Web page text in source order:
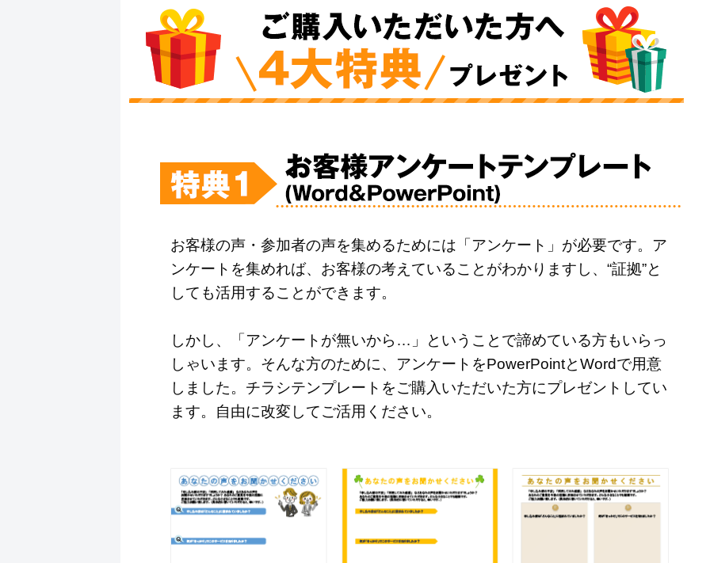
お客様の声・参加者の声を集めるためには「アンケート」が必要です。ア
ンケートを集めれば、お客様の考えていることがわかりますし、“証拠”と
しても活用することができます。
しかし、「アンケートが無いから…」ということで諦めている方もいらっ
しゃいます。そんな方のために、アンケートをPowerPointとWordで用意
しました。チラシテンプレートをご購入いただいた方にプレゼントしてい
ます。自由に改変してご活用ください。